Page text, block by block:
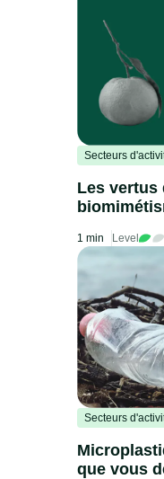
Secteurs
Les vertus
1 min Level
Secteurs
que vous